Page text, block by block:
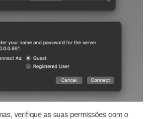
verifique as suas permissões com o